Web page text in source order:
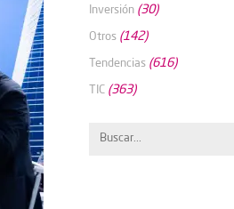
Inversión (30)
Otros (142)
Tendencias (616)
TIC (363)